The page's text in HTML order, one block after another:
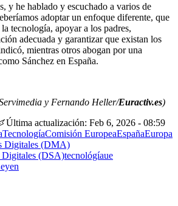
y he hablado y escuchado a varios de
adoptar un enfoque diferente, que
tecnología, apoyar a los padres,
adecuada y garantizar que existan los
mientras otros abogan por una
Sánchez en España.
y Fernando Heller/Euractiv.es)
Última actualización: Feb 6, 2026 - 08:59
TecnologíaComisión EuropeaEspañaEuropa
Digitales (DMA)
Digitales (DSA)tecnológíaue